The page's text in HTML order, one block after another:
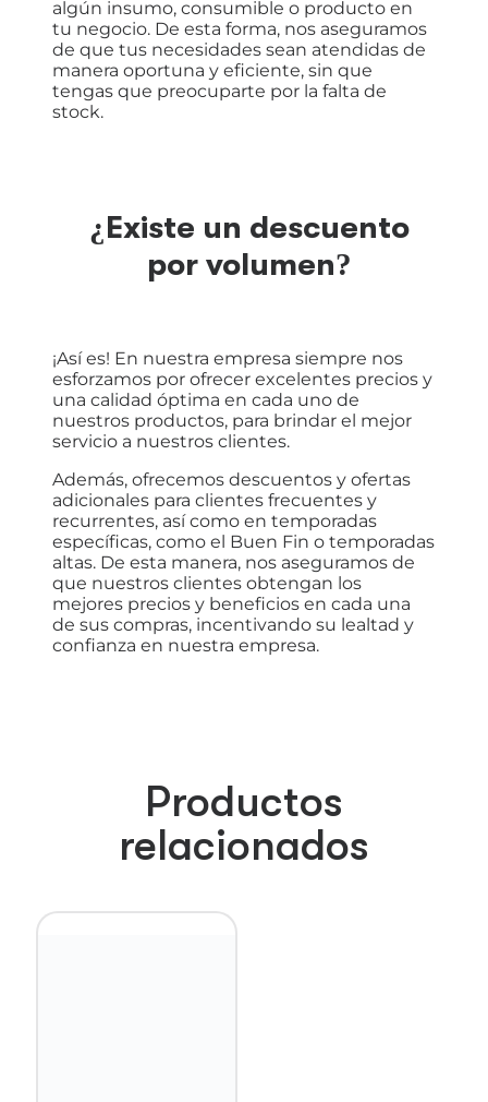
algún insumo, consumible o producto en
tu negocio. De esta forma, nos aseguramos
de que tus necesidades sean atendidas de
manera oportuna y eficiente, sin que
tengas que preocuparte por la falta de
stock.
¿Existe un descuento
por volumen?
¡Así es! En nuestra empresa siempre nos
esforzamos por ofrecer excelentes precios y
una calidad óptima en cada uno de
nuestros productos, para brindar el mejor
servicio a nuestros clientes.
Además, ofrecemos descuentos y ofertas
adicionales para clientes frecuentes y
recurrentes, así como en temporadas
específicas, como el Buen Fin o temporadas
altas. De esta manera, nos aseguramos de
que nuestros clientes obtengan los
mejores precios y beneficios en cada una
de sus compras, incentivando su lealtad y
confianza en nuestra empresa.
Productos
relacionados